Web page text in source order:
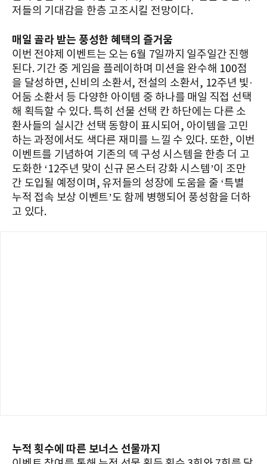
저들의 기대감을 한층 고조시킬 전망이다.
매일 골라 받는 풍성한 혜택의 즐거움
이번 전야제 이벤트는 오는 6월 7일까지 일주일간 진행
된다. 기간 중 게임을 플레이하며 미션을 완수해 100점
을 달성하면, 신비의 소환서, 전설의 소환서, 12주년 빛·
어둠 소환서 등 다양한 아이템 중 하나를 매일 직접 선택
해 획득할 수 있다. 특히 선물 선택 칸 하단에는 다른 소
환사들의 실시간 선택 동향이 표시되어, 아이템을 고민
하는 과정에서도 색다른 재미를 느낄 수 있다. 또한, 이번
이벤트를 기념하여 기존의 덱 구성 시스템을 한층 더 고
도화한 ‘12주년 맞이 신규 몬스터 강화 시스템’이 조만
간 도입될 예정이며, 유저들의 성장에 도움을 줄 ‘특별
누적 접속 보상 이벤트’도 함께 병행되어 풍성함을 더하
고 있다.
누적 횟수에 따른 보너스 선물까지